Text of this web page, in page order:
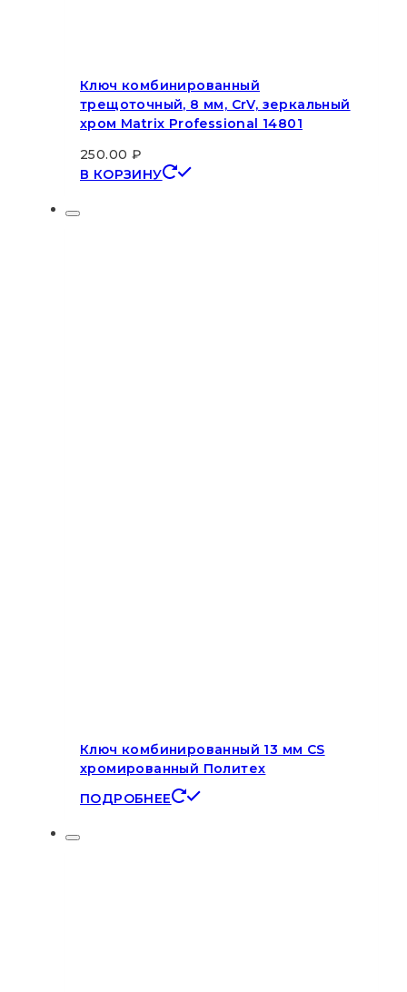
Ключ комбинированный
трещоточный, 8 мм, CrV, зеркальный
хром Matrix Professional 14801
250.00 ₽
В КОРЗИНУ
Ключ комбинированный 13 мм CS
хромированный Политех
ПОДРОБНЕЕ